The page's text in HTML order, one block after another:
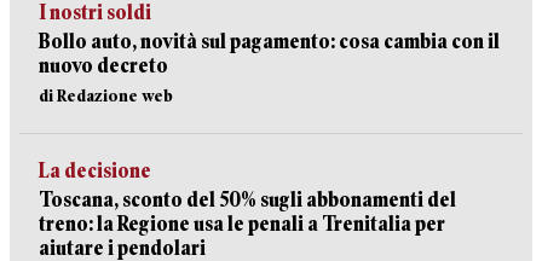
I nostri soldi
Bollo auto, novità sul pagamento: cosa cambia con il
nuovo decreto
di Redazione web
La decisione
Toscana, sconto del 50% sugli abbonamenti del
treno: la Regione usa le penali a Trenitalia per
aiutare i pendolari